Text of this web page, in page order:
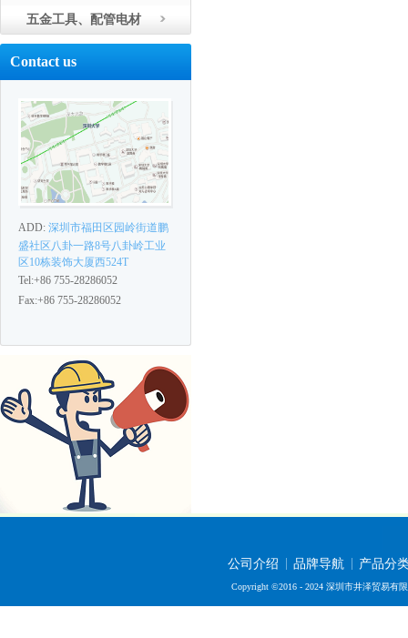
五金工具、配管电材
Contact us
ADD: 深圳市福田区园岭街道鹏
盛社区八卦一路8号八卦岭工业
区10栋装饰大厦西524T
Tel:+86 755-28286052
Fax:+86 755-28286052
公司介绍 品牌导航 产品分
Copyright ©2016 - 2024 深圳市井泽贸易有